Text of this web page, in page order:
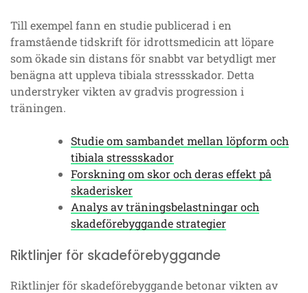
Till exempel fann en studie publicerad i en
framstående tidskrift för idrottsmedicin att löpare
som ökade sin distans för snabbt var betydligt mer
benägna att uppleva tibiala stressskador. Detta
understryker vikten av gradvis progression i
träningen.
Studie om sambandet mellan löpform och
tibiala stressskador
Forskning om skor och deras effekt på
skaderisker
Analys av träningsbelastningar och
skadeförebyggande strategier
Riktlinjer för skadeförebyggande
Riktlinjer för skadeförebyggande betonar vikten av